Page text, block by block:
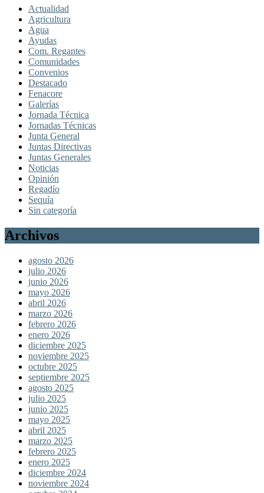
Actualidad
Agricultura
Agua
Ayudas
Com. Regantes
Comunidades
Convenios
Destacado
Fenacore
Galerías
Jornada Técnica
Jornadas Técnicas
Junta General
Juntas Directivas
Juntas Generales
Noticias
Opinión
Regadío
Sequía
Sin categoría
Archivos
agosto 2026
julio 2026
junio 2026
mayo 2026
abril 2026
marzo 2026
febrero 2026
enero 2026
diciembre 2025
noviembre 2025
octubre 2025
septiembre 2025
agosto 2025
julio 2025
junio 2025
mayo 2025
abril 2025
marzo 2025
febrero 2025
enero 2025
diciembre 2024
noviembre 2024